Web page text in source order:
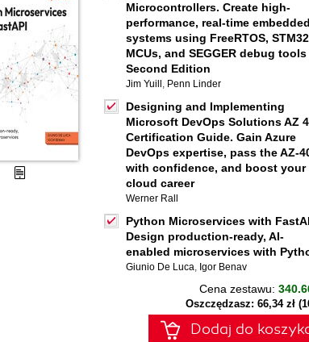
Microcontrollers. Create high-
performance, real-time embedded
systems using FreeRTOS, STM32
MCUs, and SEGGER debug tools
Second Edition
Jim Yuill , Penn Linder
Designing and Implementing
Microsoft DevOps Solutions AZ
Certification Guide. Gain Azure
DevOps expertise, pass the AZ-
with confidence, and boost your
cloud career
Werner Rall
Python Microservices with
Design production-ready, AI-
enabled microservices with
Giunio De Luca, Igor Benav
Cena zestawu:
Oszczędzasz: 66,34 zł
Dodaj do